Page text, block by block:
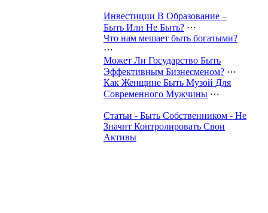
Инвестиции В Образование –
Быть Или Не Быть? ⋯
Что нам мешает быть богатыми?
⋯
Может Ли Государство Быть
Эффективным Бизнесменом? ⋯
Как Женщине Быть Музой Для
Современного Мужчины ⋯
Статьи - Быть Собственником - Не
Значит Контролировать Свои
Активы